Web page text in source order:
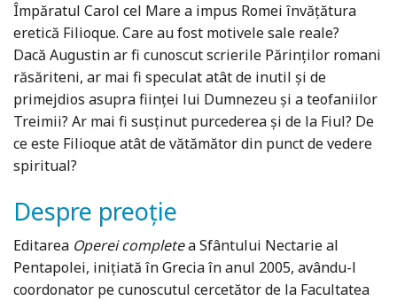
Împăratul Carol cel Mare a impus Romei învăţătura
eretică Filioque. Care au fost motivele sale reale?
Dacă Augustin ar fi cunoscut scrierile Părinţilor romani
răsăriteni, ar mai fi speculat atât de inutil şi de
primejdios asupra fiinţei lui Dumnezeu şi a teofaniilor
Treimii? Ar mai fi susţinut purcederea şi de la Fiul? De
ce este Filioque atât de vătămător din punct de vedere
spiritual?
Despre preoție
Editarea Operei completea Sfântului Nectarie al
Pentapolei, inițiată în Grecia în anul 2005, avându-l
coordonator pe cunoscutul cercetător de la Facultatea